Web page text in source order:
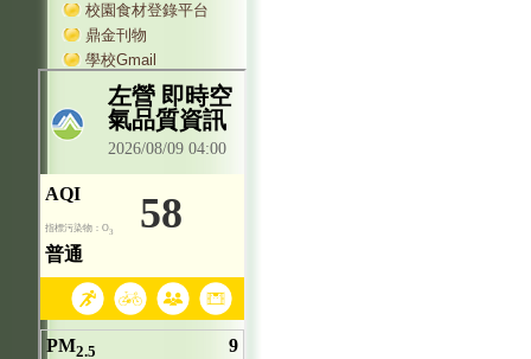
校園食材登錄平台
鼎金刊物
學校Gmail